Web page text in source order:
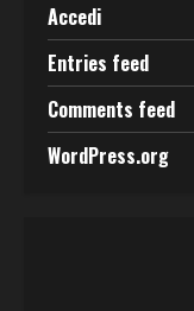
Accedi
Entries feed
Comments feed
WordPress.org